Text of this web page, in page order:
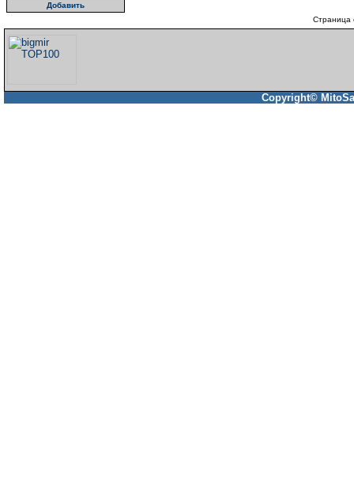
Добавить
Страница
Copyright©